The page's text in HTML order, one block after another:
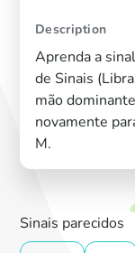
Description
Aprenda a
de Sinais
mão
novamente
M.
Sinais parecidos